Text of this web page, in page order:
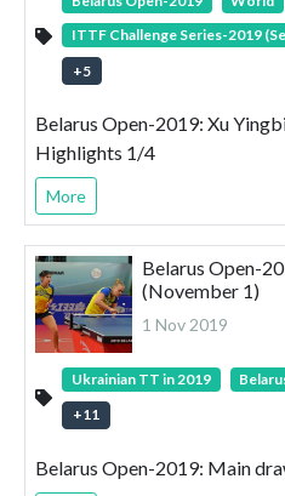
ITTF Challenge Series-2019
+5
Belarus Open-2019: Xu
Highlights 1/4
More
Belarus Open-
(November 1)
1 Nov 2019
Ukrainian TT in 2019
+11
Belarus Open-2019: Main